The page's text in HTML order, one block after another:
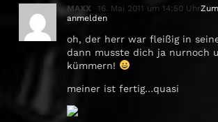
MAXX 16. Mai 2011 um 14:50 Uhr
anmelden
oh, der herr war fleißig in
dann musste dich ja nurnoch
kümmern!
meiner ist fertig…quasi